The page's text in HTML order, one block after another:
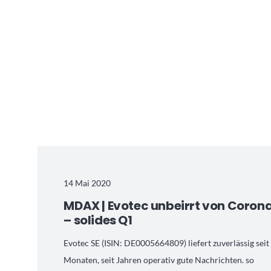
14 Mai 2020
MDAX | Evotec unbeirrt von
– solides Q1
Evotec SE (ISIN: DE0005664809) liefert zuverlässig seit
Monaten, seit Jahren operativ gute Nachrichten. so